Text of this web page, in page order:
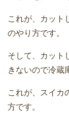
これが、カット
のやり方です。
そして、カット
きないので冷蔵
これが、スイカ
方です。